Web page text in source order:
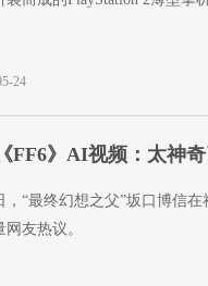
24
FF6》AI视频：太神
，“最终幻想之父”坂口博信
网友热议。